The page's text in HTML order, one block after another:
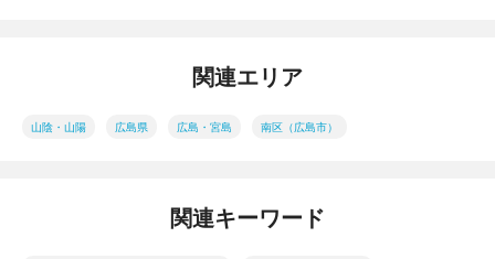
関連エリア
山陰・山陽 広島県 広島・宮島 南区（広島市）
関連キーワード